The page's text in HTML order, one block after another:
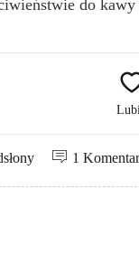
do kawy
1